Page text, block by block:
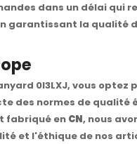
dans un délai qui
garantissant la qualité
0I3LXJ, vous optez
des normes de qualité
fabriqué en CN, nous
et l'éthique de nos